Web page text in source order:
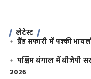
लेटेस्ट
ग्रैंड सफारी में पक्की
पश्चिम बंगाल में बीजेपी
2026